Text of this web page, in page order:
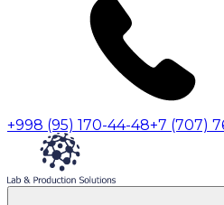
+998 (95) 170-44-48+7 (707)